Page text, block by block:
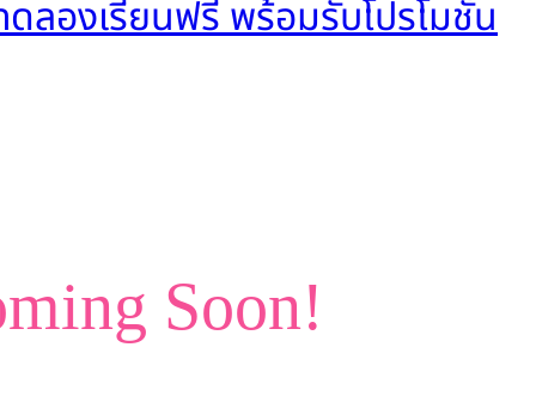
องเรียนฟรี พร้อมรับโปรโมชั่น
Soon!